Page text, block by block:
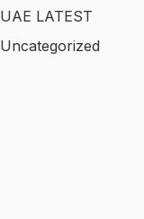
UAE LATEST
Uncategorized